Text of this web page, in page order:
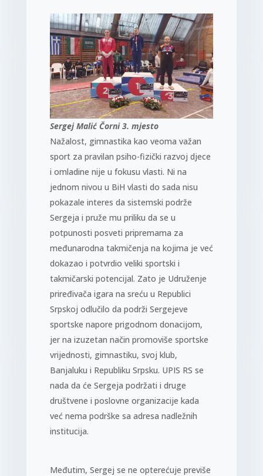
Sergej Malić Čorni 3. mjesto
Nažalost, gimnastika kao veoma važan
sport za pravilan psiho-fizički razvoj djece
i omladine nije u fokusu vlasti. Ni na
jednom nivou u BiH vlasti do sada nisu
pokazale interes da sistemski podrže
Sergeja i pruže mu priliku da se u
potpunosti posveti pripremama za
međunarodna takmičenja na kojima je već
dokazao i potvrdio veliki sportski i
takmičarski potencijal. Zato je Udruženje
priređivača igara na sreću u Republici
Srpskoj odlučilo da podrži Sergejeve
sportske napore prigodnom donacijom,
jer na izuzetan način promoviše sportske
vrijednosti, gimnastiku, svoj klub,
Banjaluku i Republiku Srpsku. UPIS RS se
nada da će Sergeja podržati i druge
društvene i poslovne organizacije kada
već nema podrške sa adresa nadležnih
institucija.
Međutim, Sergej se ne opterećuje previše